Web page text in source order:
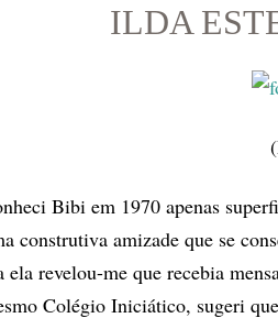
ILDA
Bibi em 1970 apenas
construtiva amizade que se
ela revelou-me que recebia
Colégio Iniciático, sugeri